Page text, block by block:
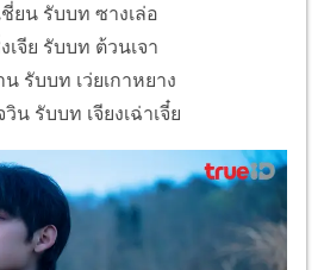
ชี่ยน รับบท ซางเล่อ
เจีย รับบท ต้วนเจา
รับบท เว่ยเกาหยาง
วิน รับบท เจียงเฉ่าเจี๋ย